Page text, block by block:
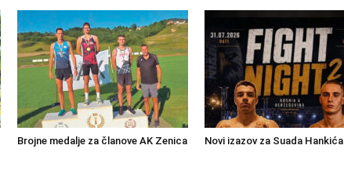
Brojne medalje za članove AK Zenica Novi izazov za Suada Hankića